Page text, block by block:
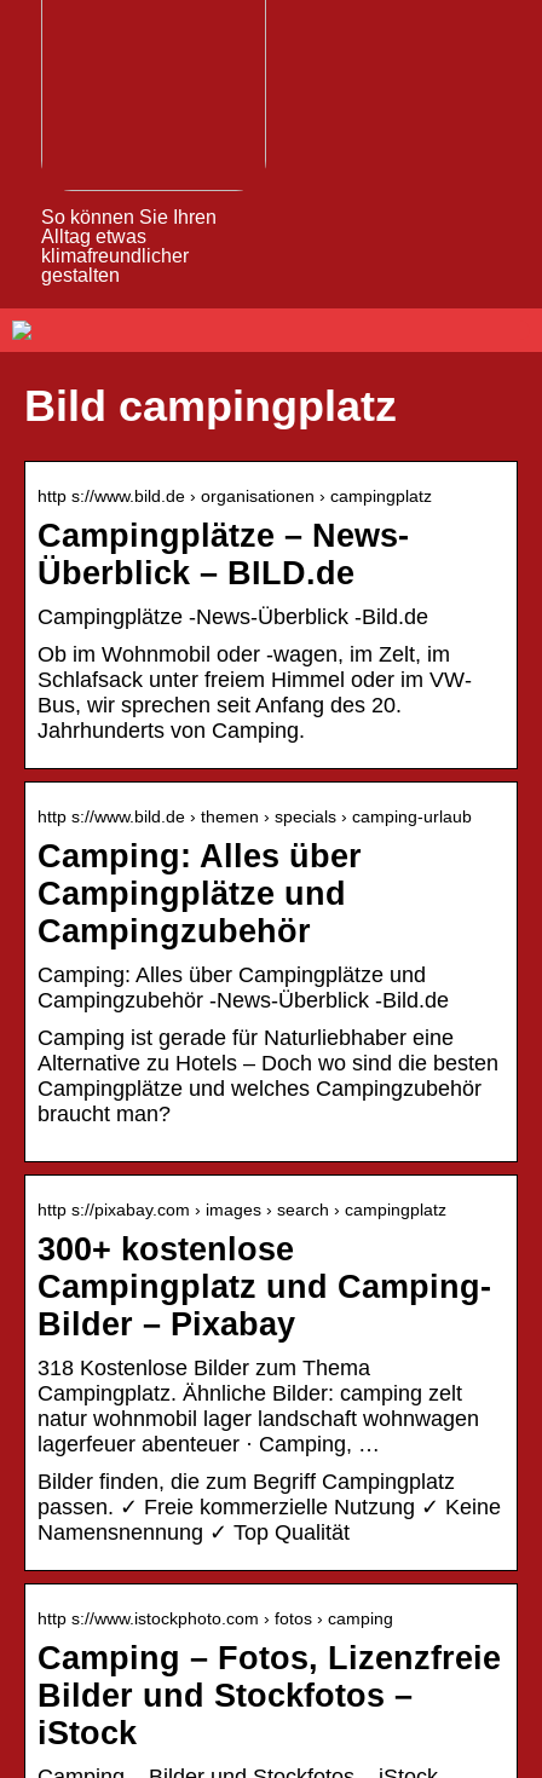
So können Sie Ihren
Alltag etwas
klimafreundlicher
gestalten
Bild campingplatz
http s://www.bild.de › organisationen › campingplatz
Campingplätze – News-
Überblick – BILD.de
Campingplätze -News-Überblick -Bild.de
Ob im Wohnmobil oder -wagen, im Zelt, im
Schlafsack unter freiem Himmel oder im VW-
Bus, wir sprechen seit Anfang des 20.
Jahrhunderts von Camping.
http s://www.bild.de › themen › specials › camping-urlaub
Camping: Alles über
Campingplätze und
Campingzubehör
Camping: Alles über Campingplätze und
Campingzubehör -News-Überblick -Bild.de
Camping ist gerade für Naturliebhaber eine
Alternative zu Hotels – Doch wo sind die besten
Campingplätze und welches Campingzubehör
braucht man?
http s://pixabay.com › images › search › campingplatz
300+ kostenlose
Campingplatz und Camping-
Bilder – Pixabay
318 Kostenlose Bilder zum Thema
Campingplatz. Ähnliche Bilder: camping zelt
natur wohnmobil lager landschaft wohnwagen
lagerfeuer abenteuer · Camping, …
Bilder finden, die zum Begriff Campingplatz
passen. ✓ Freie kommerzielle Nutzung ✓ Keine
Namensnennung ✓ Top Qualität
http s://www.istockphoto.com › fotos › camping
Camping – Fotos, Lizenzfreie
Bilder und Stockfotos –
iStock